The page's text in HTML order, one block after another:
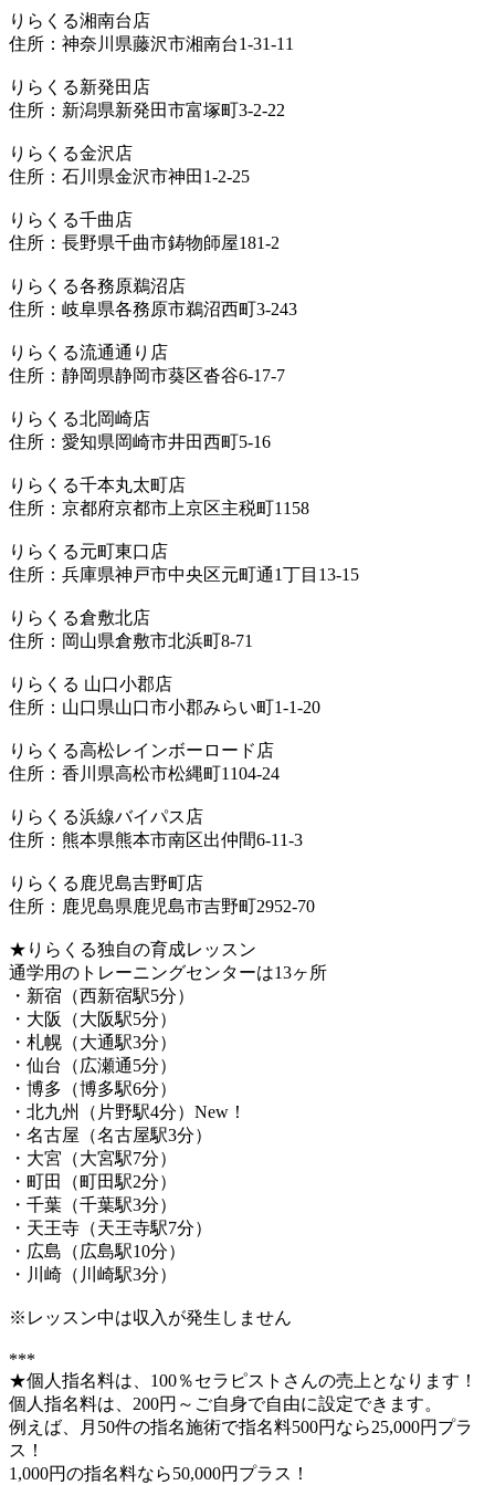
りらくる湘南台店
住所：神奈川県藤沢市湘南台1-31-11
りらくる新発田店
住所：新潟県新発田市富塚町3-2-22
りらくる金沢店
住所：石川県金沢市神田1-2-25
りらくる千曲店
住所：長野県千曲市鋳物師屋181-2
りらくる各務原鵜沼店
住所：岐阜県各務原市鵜沼西町3-243
りらくる流通通り店
住所：静岡県静岡市葵区沓谷6-17-7
りらくる北岡崎店
住所：愛知県岡崎市井田西町5-16
りらくる千本丸太町店
住所：京都府京都市上京区主税町1158
りらくる元町東口店
住所：兵庫県神戸市中央区元町通1丁目13-15
りらくる倉敷北店
住所：岡山県倉敷市北浜町8-71
りらくる 山口小郡店
住所：山口県山口市小郡みらい町1-1-20
りらくる高松レインボーロード店
住所：香川県高松市松縄町1104-24
りらくる浜線バイパス店
住所：熊本県熊本市南区出仲間6-11-3
りらくる鹿児島吉野町店
住所：鹿児島県鹿児島市吉野町2952-70
★りらくる独自の育成レッスン
通学用のトレーニングセンターは13ヶ所
・新宿（西新宿駅5分）
・大阪（大阪駅5分）
・札幌（大通駅3分）
・仙台（広瀬通5分）
・博多（博多駅6分）
・北九州（片野駅4分）New！
・名古屋（名古屋駅3分）
・大宮（大宮駅7分）
・町田（町田駅2分）
・千葉（千葉駅3分）
・天王寺（天王寺駅7分）
・広島（広島駅10分）
・川崎（川崎駅3分）
※レッスン中は収入が発生しません
***
★個人指名料は、100％セラピストさんの売上となります！
個人指名料は、200円～ご自身で自由に設定できます。
例えば、月50件の指名施術で指名料500円なら25,000円プラ
ス！
1,000円の指名料なら50,000円プラス！